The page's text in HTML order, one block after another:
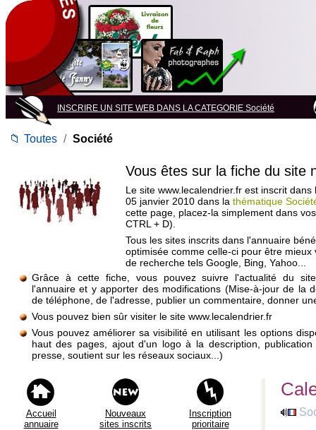
INSCRIRE UN SITE WEB DANS LA CATEGORIE Société
📁 Toutes / Société
Vous êtes sur la fiche du site
Le site www.lecalendrier.fr est inscrit
05 janvier 2010 dans la thématique
cette page, placez-la simplement dans
CTRL + D).
Tous les sites inscrits dans l'annuaire
optimisée comme celle-ci pour être mieux
de recherche tels Google, Bing, Yahoo...
Grâce à cette fiche, vous pouvez suivre l'actualité du
l'annuaire et y apporter des modifications (Mise-à-jour de la
de téléphone, de l'adresse, publier un commentaire, donner
Vous pouvez bien sûr visiter le site www.lecalendrier.fr
Vous pouvez améliorer sa visibilité en utilisant les options
haut des pages, ajout d'un logo à la description,
presse, soutient sur les réseaux sociaux...)
Accueil
annuaire
Nouveaux
sites inscrits
Inscription
prioritaire